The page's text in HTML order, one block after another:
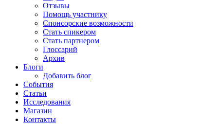
Отзывы
Помощь участнику
Спонсорские возможности
Стать спикером
Стать партнером
Глоссарий
Архив
Блоги
Добавить блог
События
Статьи
Исследования
Магазин
Контакты